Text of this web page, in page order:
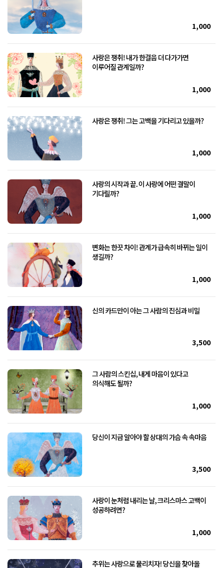
1,000
사랑은 쟁취! 내가 한걸음 더 다가가면
이루어질 관계일까?
1,000
사랑은 쟁취! 그는 고백을 기다리고 있을까?
1,000
사랑의 시작과 끝. 이 사랑에 어떤 결말이
기다릴까?
1,000
변화는 한끗 차이! 관계가 급속히 바뀌는 일이
생길까?
1,000
신의 카드만이 아는 그 사람의 진심과 비밀
3,500
그 사람의 스킨십, 내게 마음이 있다고
의식해도 될까?
1,000
당신이 지금 알아야 할 상대의 가슴 속 속마음
3,500
사랑이 눈처럼 내리는 날, 크리스마스 고백이
성공하려면?
1,000
추위는 사랑으로 물리치자! 당신을 찾아올